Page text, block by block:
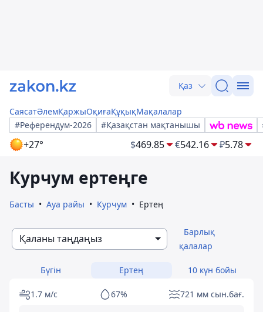
Қаз
СаясатӘлемҚаржыОқиғаҚұқықМақалалар
#Референдум-2026
#Қазақстан мақтанышы
+27° $469.85 €542.16 ₽5.78
Курчум ертеңге
Басты Ауа райы Курчум Ертең
Қаланы таңдаңыз
Барлық
қалалар
Бүгін Ертең 10 күн бойы
1.7 м/с 67% 721 мм сын.бағ.